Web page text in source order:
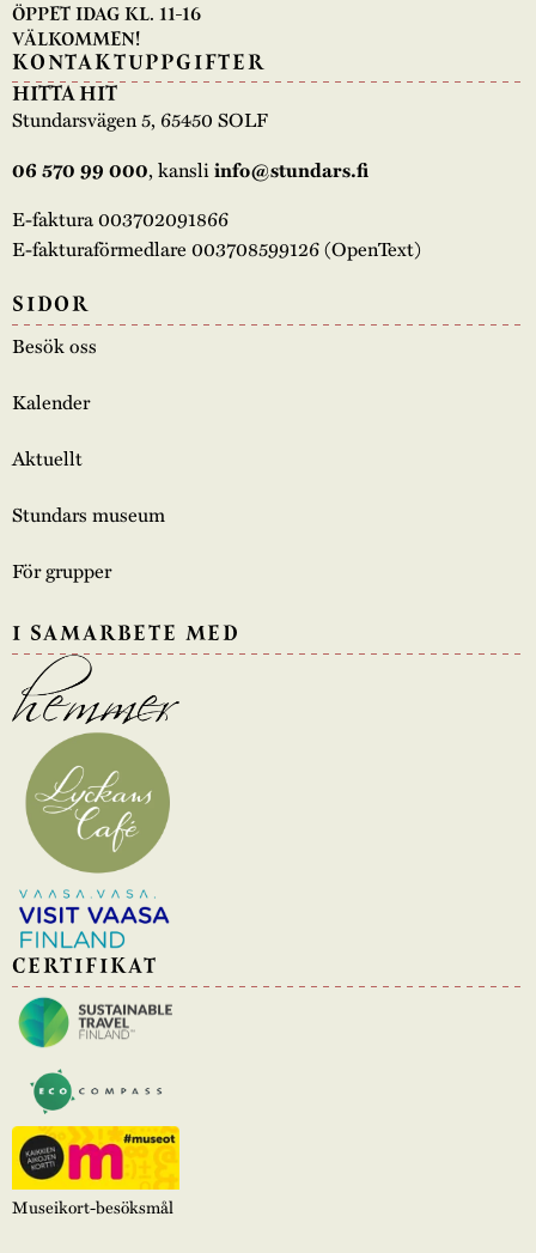
ÖPPET IDAG KL. 11-16
VÄLKOMMEN!
KONTAKTUPPGIFTER
HITTA HIT
Stundarsvägen 5, 65450 SOLF
06 570 99 000, kansliinfo@stundars.fi
E-faktura 003702091866
E-fakturaförmedlare 003708599126 (OpenText)
SIDOR
Besök oss
Kalender
Aktuellt
Stundars museum
För grupper
I SAMARBETE MED
CERTIFIKAT
Museikort-besöksmål